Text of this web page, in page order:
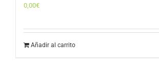
0,00€
Añadir al carrito